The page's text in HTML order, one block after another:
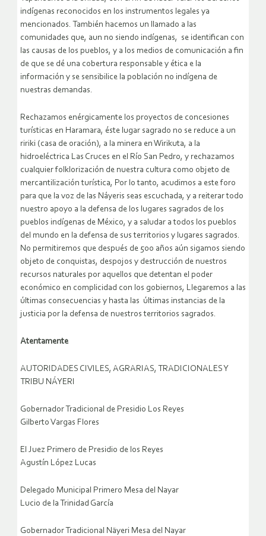
indígenas reconocidos en los instrumentos legales ya
mencionados. También hacemos un llamado a las
comunidades que, aun no siendo indígenas, se identifican con
las causas de los pueblos, y a los medios de comunicación a fin
de que se dé una cobertura responsable y ética e la
información y se sensibilice la población no indígena de
nuestras demandas.
Rechazamos enérgicamente los proyectos de concesiones
turísticas en Haramara, éste lugar sagrado no se reduce a un
ririki (casa de oración), a la minera en Wirikuta, a la
hidroeléctrica Las Cruces en el Río San Pedro, y rechazamos
cualquier folklorización de nuestra cultura como objeto de
mercantilización turística, Por lo tanto, acudimos a este foro
para que la voz de las Náyeris seas escuchada, y a reiterar todo
nuestro apoyo a la defensa de los lugares sagrados de los
pueblos indígenas de México, y a saludar a todos los pueblos
del mundo en la defensa de sus territorios y lugares sagrados.
No permitiremos que después de 500 años aún sigamos siendo
objeto de conquistas, despojos y destrucción de nuestros
recursos naturales por aquellos que detentan el poder
económico en complicidad con los gobiernos, Llegaremos a las
últimas consecuencias y hasta las últimas instancias de la
justicia por la defensa de nuestros territorios sagrados.
Atentamente
AUTORIDADES CIVILES, AGRARIAS, TRADICIONALES Y
TRIBU NÁYERI
Gobernador Tradicional de Presidio Los Reyes
Gilberto Vargas Flores
El Juez Primero de Presidio de los Reyes
Agustín López Lucas
Delegado Municipal Primero Mesa del Nayar
Lucio de la Trinidad García
Gobernador Tradicional Näyeri Mesa del Nayar